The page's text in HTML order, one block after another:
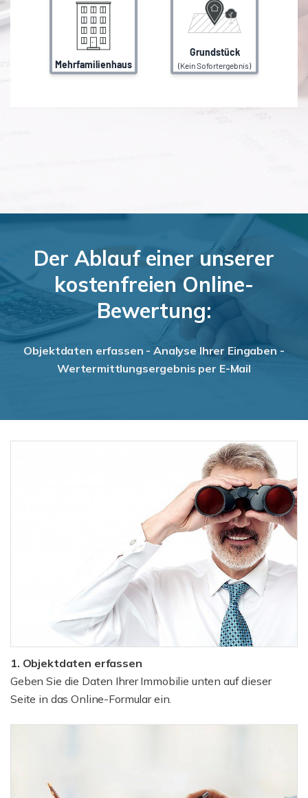
Der Ablauf einer unserer
kostenfreien Online-
Bewertung:
Objektdaten erfassen - Analyse Ihrer Eingaben -
Wertermittlungsergebnis per E-Mail
1. Objektdaten erfassen
Geben Sie die Daten Ihrer Immobilie unten auf dieser
Seite in das Online-Formular ein.